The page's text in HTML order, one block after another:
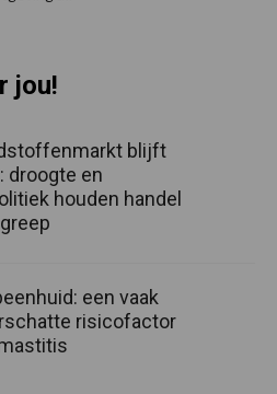
jou!
blijft
droogte en
houden handel
een vaak
risicofactor